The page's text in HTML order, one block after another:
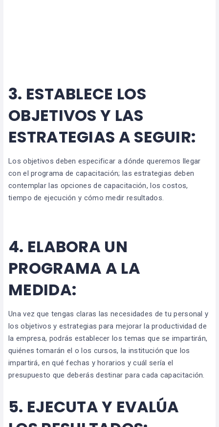
3. ESTABLECE LOS
OBJETIVOS Y LAS
ESTRATEGIAS A SEGUIR:
Los objetivos deben especificar a dónde queremos llegar
con el programa de capacitación; las estrategias deben
contemplar las opciones de capacitación, los costos,
tiempo de ejecución y cómo medir resultados.
4. ELABORA UN
PROGRAMA A LA
MEDIDA:
Una vez que tengas claras las necesidades de tu personal y
los objetivos y estrategias para mejorar la productividad de
la empresa, podrás establecer los temas que se impartirán,
quiénes tomarán el o los cursos, la institución que los
impartirá, en qué fechas y horarios y cuál sería el
presupuesto que deberás destinar para cada capacitación.
5. EJECUTA Y EVALÚA